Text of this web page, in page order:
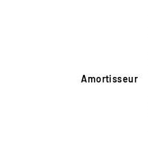
Amortisseur